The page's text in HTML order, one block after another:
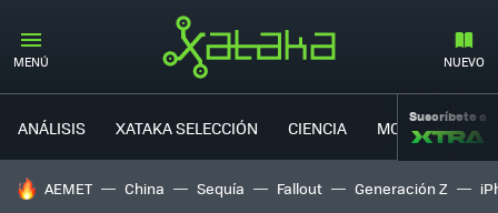
MENÚ NUEVO
ANÁLISIS XATAKA SELECCIÓN CIENCIA MOVILIDAD
Suscríbete a
HOY SE HABLA DE
AEMET China Sequía Fallout Generación Z